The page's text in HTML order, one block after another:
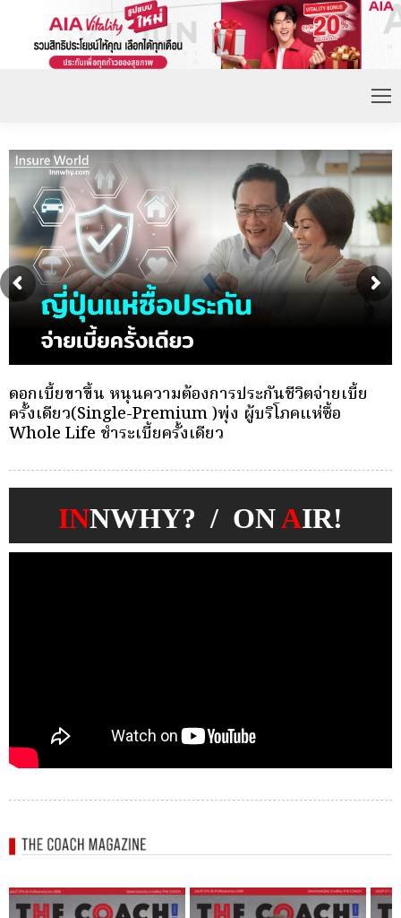
กองทุนประกันวินาศภัย (กปว.) ประกาศเปิดรับสมัคร
บุคคลเพื่อตัดเลือกและแต่งตั้งให้ดำรงตำแหน่งผู้จัดการ
กองทุนประกันวินาศภัย
INNWHY? / ONAIR!